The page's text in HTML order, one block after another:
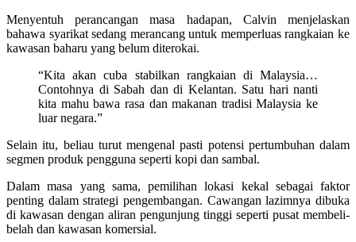
Menyentuh perancangan masa hadapan, Calvin menjelaskan
bahawa syarikat sedang merancang untuk memperluas rangkaian ke
kawasan baharu yang belum diterokai.
“Kita akan cuba stabilkan rangkaian di Malaysia…
Contohnya di Sabah dan di Kelantan. Satu hari nanti
kita mahu bawa rasa dan makanan tradisi Malaysia ke
luar negara.”
Selain itu, beliau turut mengenal pasti potensi pertumbuhan dalam
segmen produk pengguna seperti kopi dan sambal.
Dalam masa yang sama, pemilihan lokasi kekal sebagai faktor
penting dalam strategi pengembangan. Cawangan lazimnya dibuka
di kawasan dengan aliran pengunjung tinggi seperti pusat membeli-
belah dan kawasan komersial.